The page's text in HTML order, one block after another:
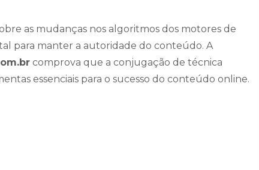
as mudanças nos algoritmos dos motores de
para manter a autoridade do conteúdo. A
comprova que a conjugação de técnica
essenciais para o sucesso do conteúdo online.